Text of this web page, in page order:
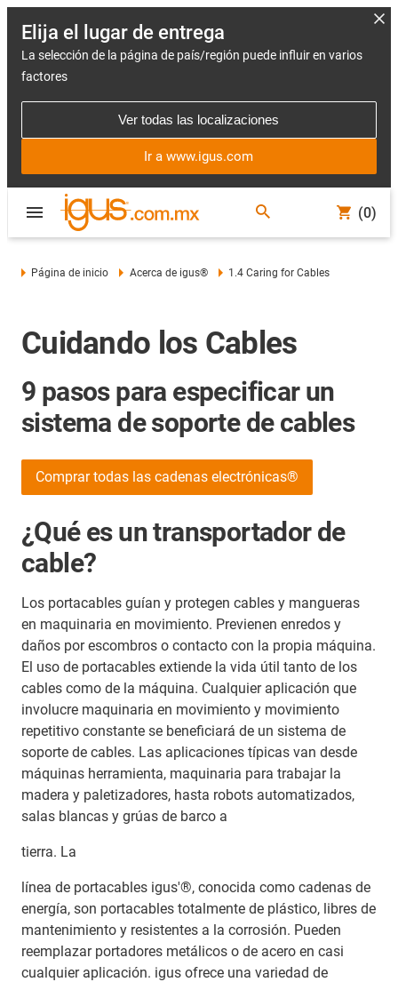
Elija el lugar de entrega
La selección de la página de país/región puede influir en varios
factores
Ver todas las localizaciones
Ir a www.igus.com
(0)
Página de inicio Acerca de igus® 1.4 Caring for Cables
Cuidando los Cables
9 pasos para especificar un
sistema de soporte de cables
Comprar todas las cadenas electrónicas®
¿Qué es un transportador de
cable?
Los portacables guían y protegen cables y mangueras
en maquinaria en movimiento. Previenen enredos y
daños por escombros o contacto con la propia máquina.
El uso de portacables extiende la vida útil tanto de los
cables como de la máquina. Cualquier aplicación que
involucre maquinaria en movimiento y movimiento
repetitivo constante se beneficiará de un sistema de
soporte de cables. Las aplicaciones típicas van desde
máquinas herramienta, maquinaria para trabajar la
madera y paletizadores, hasta robots automatizados,
salas blancas y grúas de barco a
tierra. La
línea de portacables igus'®, conocida como cadenas de
energía, son portacables totalmente de plástico, libres de
mantenimiento y resistentes a la corrosión. Pueden
reemplazar portadores metálicos o de acero en casi
cualquier aplicación. igus ofrece una variedad de